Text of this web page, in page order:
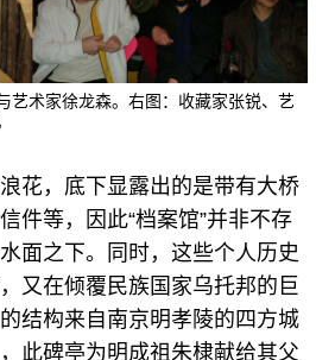
艺术家徐龙森。右图：收藏家张锐、艺
花，底下显露出的是带有大桥
件等，因此“档案馆”并非不存
面之下。同时，这些个人历史
又在倾覆民族国家乌托邦的巨
结构来自南京明孝陵的四方城
此碑亭为明成祖朱棣献给其父